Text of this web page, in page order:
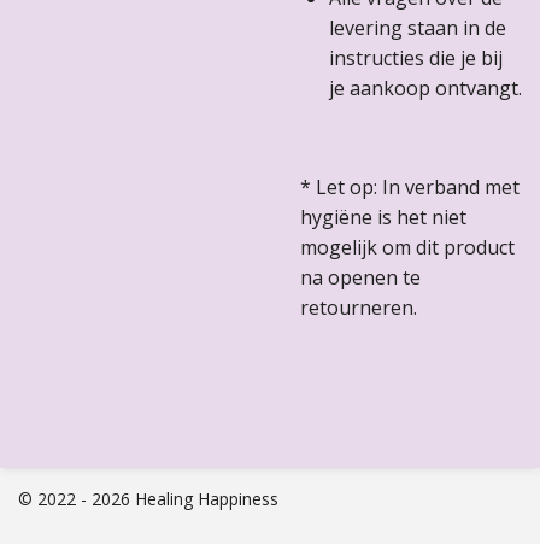
levering staan in de
instructies die je bij
je aankoop ontvangt.
* Let op: In verband met
hygiëne is het niet
mogelijk om dit product
na openen te
retourneren.
© 2022 - 2026 Healing Happiness